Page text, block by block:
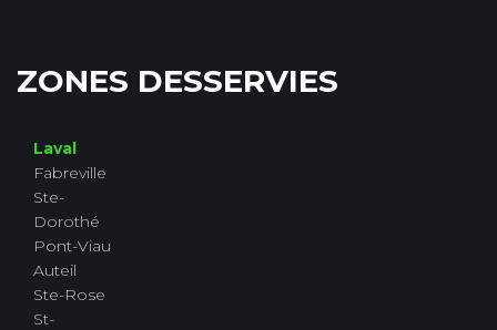
ZONES DESSERVIES
Laval
Fabreville
Ste-
Dorothé
Pont-Viau
Auteil
Ste-Rose
St-